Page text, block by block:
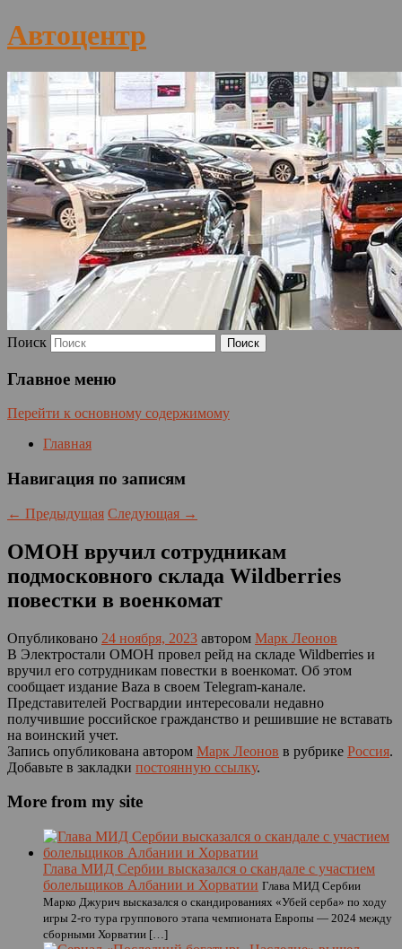
Автоцентр
Поиск
Главное меню
Перейти к основному содержимому
Главная
Навигация по записям
← Предыдущая Следующая →
ОМОН вручил сотрудникам
подмосковного склада Wildberries
повестки в военкомат
Опубликовано 24 ноября, 2023 автором Марк Леонов
В Электростали ОМОН провел рейд на складе Wildberries и
вручил его сотрудникам повестки в военкомат. Об этом
сообщает издание Baza в своем Telegram-канале.
Представителей Росгвардии интересовали недавно
получившие российское гражданство и решившие не вставать
на воинский учет.
Запись опубликована автором Марк Леонов в рубрике Россия.
Добавьте в закладки постоянную ссылку.
More from my site
Глава МИД Сербии высказался о скандале с участием
болельщиков Албании и Хорватии Глава МИД Сербии
Марко Джурич высказался о скандированиях «Убей серба» по ходу
игры 2-го тура группового этапа чемпионата Европы — 2024 между
сборными Хорватии […]